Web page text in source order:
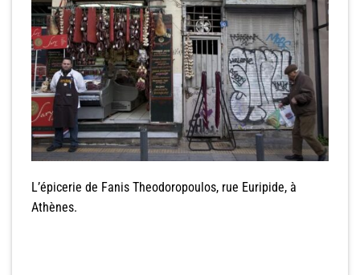
L’épicerie de Fanis Theodoropoulos, rue Euripide, à
Athènes.